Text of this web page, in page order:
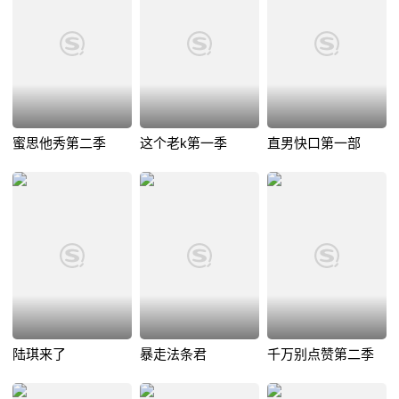
蜜思他秀第二季 这个老k第一季 直男快口第一部
陆琪来了 暴走法条君 千万别点赞第二季